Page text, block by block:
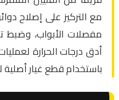
مع التركيز على إصلاح
مفصلات الأبواب، وضبط
أدق درجات الحرارة
باستخدام قطع غيار